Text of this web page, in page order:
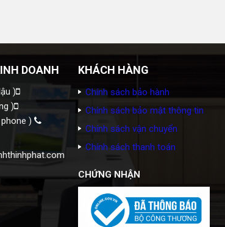
DOANH
)
)
)
KHÁCH HÀNG
Chính sách bảo hành
Chính sách bảo mật thông tin
Chính sách vận chuyển
Chính sách thanh toán
CHỨNG NHẬN